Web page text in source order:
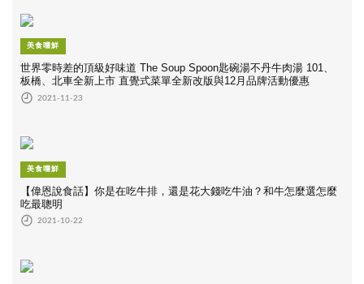
美食嚐鮮
世界零時差的頂級好味道 The Soup Spoon匙碗湯不丹牛肉湯 101、
板橋、北車全新上市 直覺式菜單全新改版與12月品牌活動優惠
2021-11-23
美食嚐鮮
【偉恩說食話】你是在吃牛排，還是花大錢吃牛油？和牛怎麼選怎麼
吃最聰明
2021-10-22